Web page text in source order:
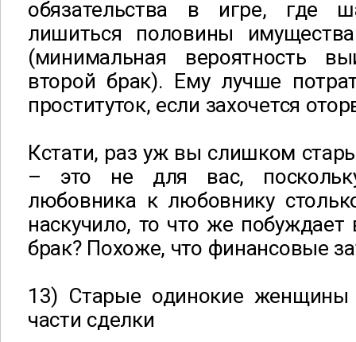
обязательства в игре, где
лишиться половины
(минимальная вероятность
второй брак). Ему лучше
проституток, если захочется
Кстати, раз уж вы слишком
– это не для вас,
любовника к любовнику
наскучило, то что же
брак? Похоже, что финансовые
13) Старые одинокие женщины
части сделки